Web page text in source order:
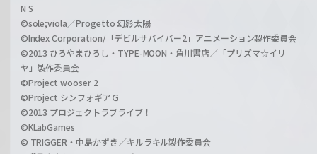
N S
©sole;viola／Progetto 幻影太陽
©Index Corporation/「デビルサバイバー2」アニメーション製作委員会
©2013 ひろやまひろし・TYPE-MOON・角川書店／「プリズマ☆イリ
ヤ」製作委員会
©Project wooser 2
©Project シンフォギアＧ
©2013 プロジェクトラブライブ！
©KLabGames
© TRIGGER・中島かずき／キルラキル製作委員会